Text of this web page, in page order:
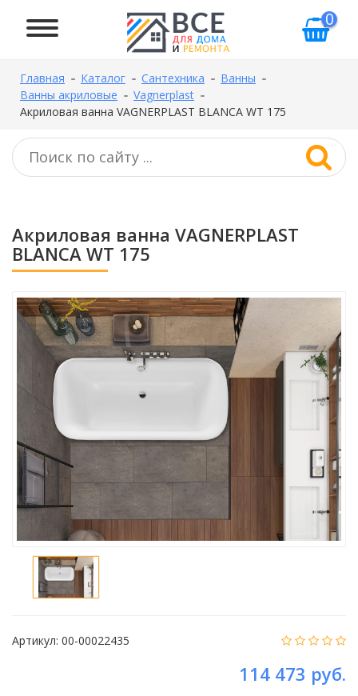
0
Главная Каталог Сантехника
Ванны
Ванны акриловые
Vagnerplast
Акриловая ванна VAGNERPLAST BLANCA WT 175
Акриловая ванна VAGNERPLAST
BLANCA WT 175
Артикул: 00-00022435
114 473 руб.